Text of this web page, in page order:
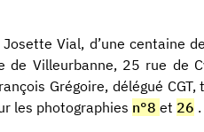
Vial, d’une centaine
Villeurbanne, 25 rue de
Grégoire, délégué
les photographies n°8 et 26 .